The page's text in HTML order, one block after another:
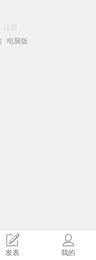
注册
| 电脑版
发表 我的